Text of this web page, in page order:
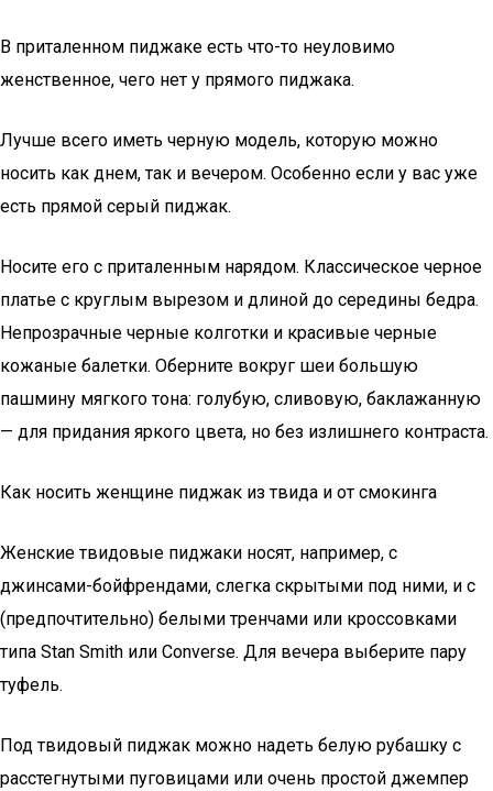
В приталенном пиджаке есть что-то неуловимо
женственное, чего нет у прямого пиджака.
Лучше всего иметь черную модель, которую можно
носить как днем, так и вечером. Особенно если у вас уже
есть прямой серый пиджак.
Носите его с приталенным нарядом. Классическое черное
платье с круглым вырезом и длиной до середины бедра.
Непрозрачные черные колготки и красивые черные
кожаные балетки. Оберните вокруг шеи большую
пашмину мягкого тона: голубую, сливовую, баклажанную
— для придания яркого цвета, но без излишнего контраста.
Как носить женщине пиджак из твида и от смокинга
Женские твидовые пиджаки носят, например, с
джинсами-бойфрендами, слегка скрытыми под ними, и с
(предпочтительно) белыми тренчами или кроссовками
типа Stan Smith или Converse. Для вечера выберите пару
туфель.
Под твидовый пиджак можно надеть белую рубашку с
расстегнутыми пуговицами или очень простой джемпер